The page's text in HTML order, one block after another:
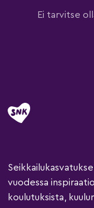
Ei tarvitse
vuodessa
koulutuksista,